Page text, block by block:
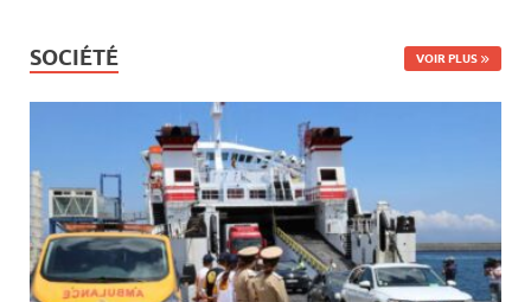
SOCIÉTÉ VOIR PLUS